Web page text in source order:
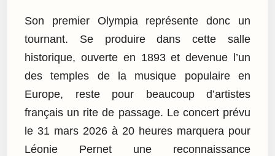
Son premier Olympia représente donc un
tournant. Se produire dans cette salle
historique, ouverte en 1893 et devenue l’un
des temples de la musique populaire en
Europe, reste pour beaucoup d’artistes
français un rite de passage. Le concert prévu
le 31 mars 2026 à 20 heures marquera pour
Léonie Pernet une reconnaissance